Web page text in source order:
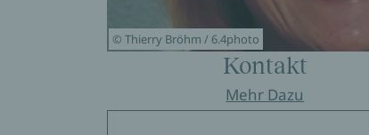
© Thierry Bröhm / 6.4photo
Kontakt
Mehr Dazu